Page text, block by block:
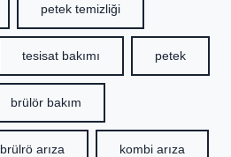
petek temizliği
tesisat bakımı petek
brülör bakım
brülrö arıza kombi arıza